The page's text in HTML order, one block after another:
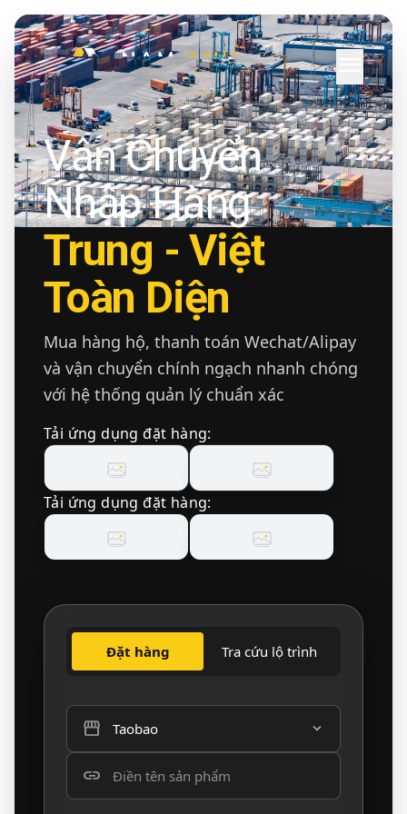
Vận Chuyển
Nhập Hàng
Trung - Việt
Toàn Diện
Mua hàng hộ, thanh toán Wechat/Alipay
và vận chuyển chính ngạch nhanh chóng
với hệ thống quản lý chuẩn xác
Tải ứng dụng đặt hàng:
Tải ứng dụng đặt hàng:
Đặt hàng Tra cứu lộ trình
storefront expand_more
link